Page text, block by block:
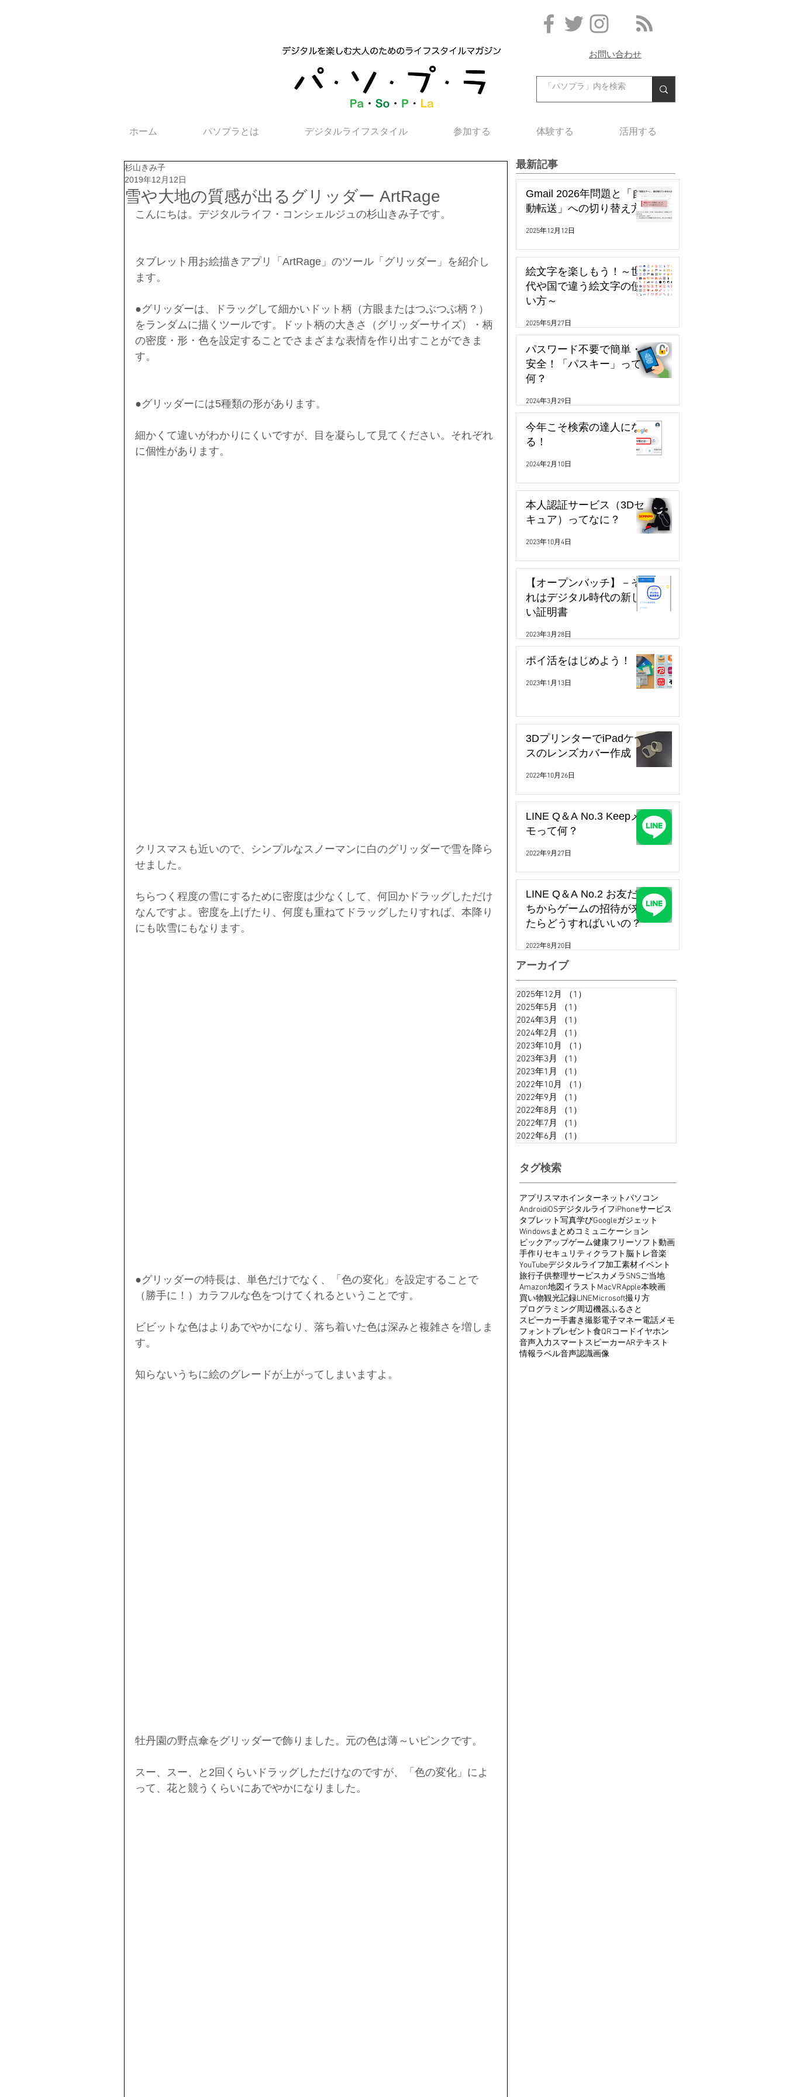
お問い合わせ
ホーム パソプラとは デジタルライフスタイル 参加する 体験する 活用する
雪や大地の質感が出るグリッダー ArtRage
杉山きみ子
2019年12月12日
こんにちは。デジタルライフ・コンシェルジュの杉山きみ子です。
タブレット用お絵描きアプリ「ArtRage」のツール「グリッダー」を紹介し
ます。
●グリッダーは、ドラッグして細かいドット柄（方眼またはつぶつぶ柄？）
をランダムに描くツールです。ドット柄の大きさ（グリッダーサイズ）・柄
の密度・形・色を設定することでさまざまな表情を作り出すことができま
す。
●グリッダーには5種類の形があります。
細かくて違いがわかりにくいですが、目を凝らして見てください。それぞれ
に個性があります。
クリスマスも近いので、シンプルなスノーマンに白のグリッダーで雪を降ら
せました。
ちらつく程度の雪にするために密度は少なくして、何回かドラッグしただけ
なんですよ。密度を上げたり、何度も重ねてドラッグしたりすれば、本降り
にも吹雪にもなります。
●グリッダーの特長は、単色だけでなく、「色の変化」を設定することで
（勝手に！）カラフルな色をつけてくれるということです。
ビビットな色はよりあでやかになり、落ち着いた色は深みと複雑さを増しま
す。
知らないうちに絵のグレードが上がってしまいますよ。
牡丹園の野点傘をグリッダーで飾りました。元の色は薄～いピンクです。
スー、スー、と2回くらいドラッグしただけなのですが、「色の変化」によ
って、花と競うくらいにあでやかになりました。
最新記事
Gmail 2026年問題と「自
動転送」への切り替え方
2025年12月12日
絵文字を楽しもう！～世
代や国で違う絵文字の使
い方～
2025年5月27日
パスワード不要で簡単・
安全！「パスキー」って
何？
2024年3月29日
今年こそ検索の達人にな
る！
2024年2月10日
本人認証サービス（3Dセ
キュア）ってなに？
2023年10月4日
【オープンバッチ】－そ
れはデジタル時代の新し
い証明書
2023年3月28日
ポイ活をはじめよう！
2023年1月13日
3DプリンターでiPadケー
スのレンズカバー作成
2022年10月26日
LINE Q＆A No.3 Keepメ
モって何？
2022年9月27日
LINE Q＆A No.2 お友だ
ちからゲームの招待が来
たらどうすればいいの？
2022年8月20日
アーカイブ
2025年12月 （1）
2025年5月
（1）
2024年3月
（1）
2024年2月
（1）
2023年10月
（1）
2023年3月
（1）
2023年1月
（1）
2022年10月
（1）
2022年9月
（1）
2022年8月
（1）
2022年7月
（1）
2022年6月
（1）
タグ検索
アプリ スマホインターネットパソコン
AndroidiOSデジタルライフiPhoneサービス
タブレット写真学びGoogleガジェット
Windowsまとめコミュニケーション
ピックアップゲーム健康フリーソフト動画
手作り セキュリティ クラフト脳トレ音楽
YouTubeデジタルライフ加工素材イベント
旅行子供整理サービスカメラSNSご当地
Amazon地図イラスト MacVRApple本映画
買い物観光記録LINEMicrosoft撮り方
プログラミング周辺機器ふるさと
スピーカー手書き撮影電子マネー電話メモ
フォント プレゼント食QRコードイヤホン
音声入力スマートスピーカーARテキスト
情報ラベル音声認識画像